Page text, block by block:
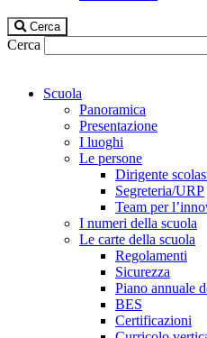
Cerca
Cerca
Scuola
Panoramica
Presentazione
I luoghi
Le persone
Dirigente
Segreteria/URP
Team per
I numeri della scuola
Le carte della scuola
Regolamenti
Sicurezza
Piano annuale
BES
Certificazioni